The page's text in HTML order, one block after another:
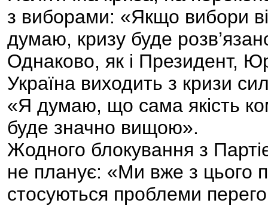
з виборами: «Якщо вибори
думаю, кризу буде
Однаково, як і Президент,
Україна виходить з кризи
«Я думаю, що сама якість
буде значно вищою».
Жодного блокування з
не планує: «Ми вже з цього
стосуються проблеми